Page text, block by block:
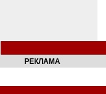
РЕКЛАМА